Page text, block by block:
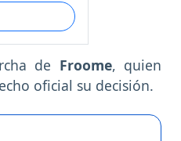
de Froome, quien
oficial su decisión.